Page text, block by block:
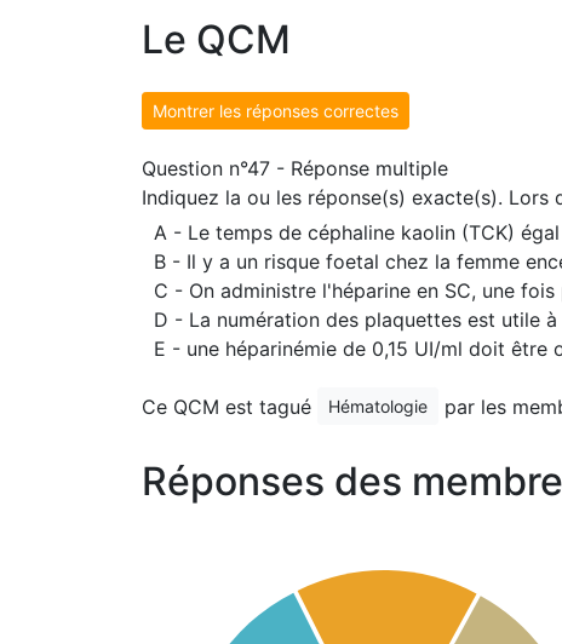
Le QCM
Montrer les réponses correctes
Question n°47 - Réponse multiple
Indiquez la ou les réponse(s) exacte(s).
A - Le temps de céphaline kaolin (TCK)
B - Il y a un risque foetal chez la femme
C - On administre l'héparine en SC, une
D - La numération des plaquettes est utile
E - une héparinémie de 0,15 UI/ml doit être
Ce QCM est tagué Hématologie par les
Réponses des